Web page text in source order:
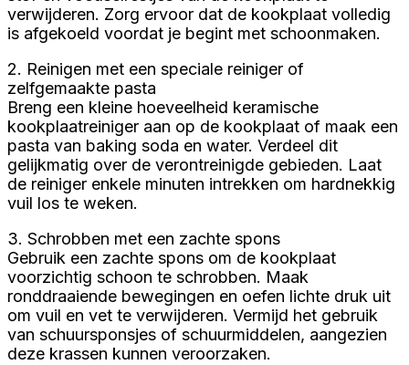
verwijderen. Zorg ervoor dat de kookplaat volledig
is afgekoeld voordat je begint met schoonmaken.
2. Reinigen met een speciale reiniger of
zelfgemaakte pasta
Breng een kleine hoeveelheid keramische
kookplaatreiniger aan op de kookplaat of maak een
pasta van baking soda en water. Verdeel dit
gelijkmatig over de verontreinigde gebieden. Laat
de reiniger enkele minuten intrekken om hardnekkig
vuil los te weken.
3. Schrobben met een zachte spons
Gebruik een zachte spons om de kookplaat
voorzichtig schoon te schrobben. Maak
ronddraaiende bewegingen en oefen lichte druk uit
om vuil en vet te verwijderen. Vermijd het gebruik
van schuursponsjes of schuurmiddelen, aangezien
deze krassen kunnen veroorzaken.